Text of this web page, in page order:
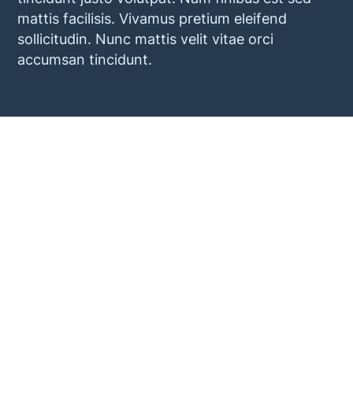
mattis facilisis. Vivamus pretium eleifend
sollicitudin. Nunc mattis velit vitae orci
accumsan tincidunt.